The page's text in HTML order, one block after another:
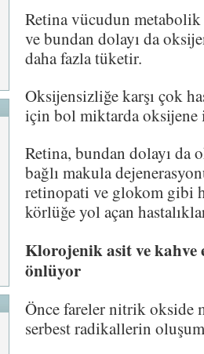
Retina vücudun
ve bundan dolayı da
daha fazla tüketir.
Oksijensizliğe karşı çok
için bol miktarda oksijene
Retina, bundan dolayı da
bağlı makula
retinopati ve glokom gibi
körlüğe yol açan
Klorojenik asit ve kahve
önlüyor
Önce fareler nitrik okside
serbest radikallerin